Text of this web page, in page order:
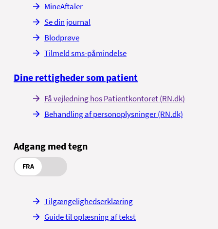
MineAftaler
Se din journal
Blodprøve
Tilmeld sms-påmindelse
Dine rettigheder som patient
Få vejledning hos Patientkontoret (RN.dk)
Behandling af personoplysninger (RN.dk)
Adgang med tegn
FRA
Tilgængelighedserklæring
Guide til oplæsning af tekst